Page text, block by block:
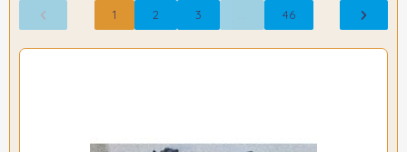
1 2 3 46